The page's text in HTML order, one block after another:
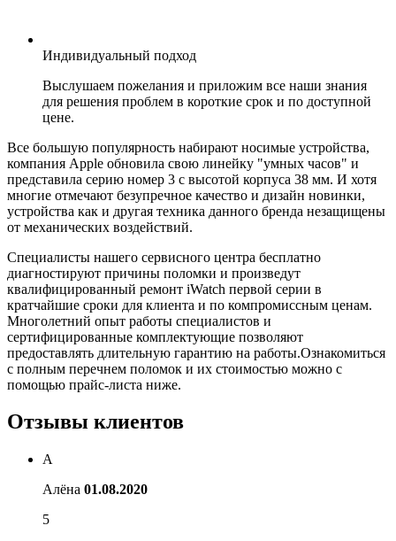
Индивидуальный подход
Выслушаем пожелания и приложим все наши знания
для решения проблем в короткие срок и по доступной
цене.
Все большую популярность набирают носимые устройства,
компания Apple обновила свою линейку "умных часов" и
представила серию номер 3 с высотой корпуса 38 мм. И хотя
многие отмечают безупречное качество и дизайн новинки,
устройства как и другая техника данного бренда незащищены
от механических воздействий.
Специалисты нашего сервисного центра бесплатно
диагностируют причины поломки и произведут
квалифицированный ремонт iWatch первой серии в
кратчайшие сроки для клиента и по компромиссным ценам.
Многолетний опыт работы специалистов и
сертифицированные комплектующие позволяют
предоставлять длительную гарантию на работы.Ознакомиться
с полным перечнем поломок и их стоимостью можно с
помощью прайс-листа ниже.
Отзывы клиентов
А
Алёна 01.08.2020
5